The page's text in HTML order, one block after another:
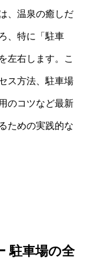
、温泉の癒しだ
、特に「駐車
左右します。こ
ス方法、駐車場
のコツなど最新
ための実践的な
駐車場の全